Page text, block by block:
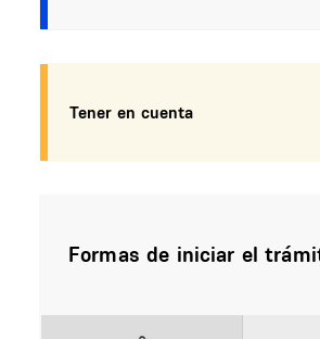
Tener en cuenta
Formas de iniciar el